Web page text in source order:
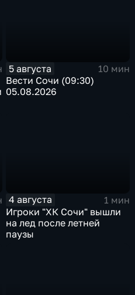
5 августа
10 мин
Вести Сочи (09:30)
05.08.2026
4 августа
1 мин
Игроки "ХК Сочи" вышли
на лед после летней
паузы